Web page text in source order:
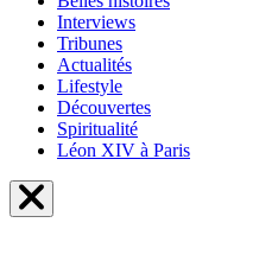
Interviews
Tribunes
Actualités
Lifestyle
Découvertes
Spiritualité
Léon XIV à Paris